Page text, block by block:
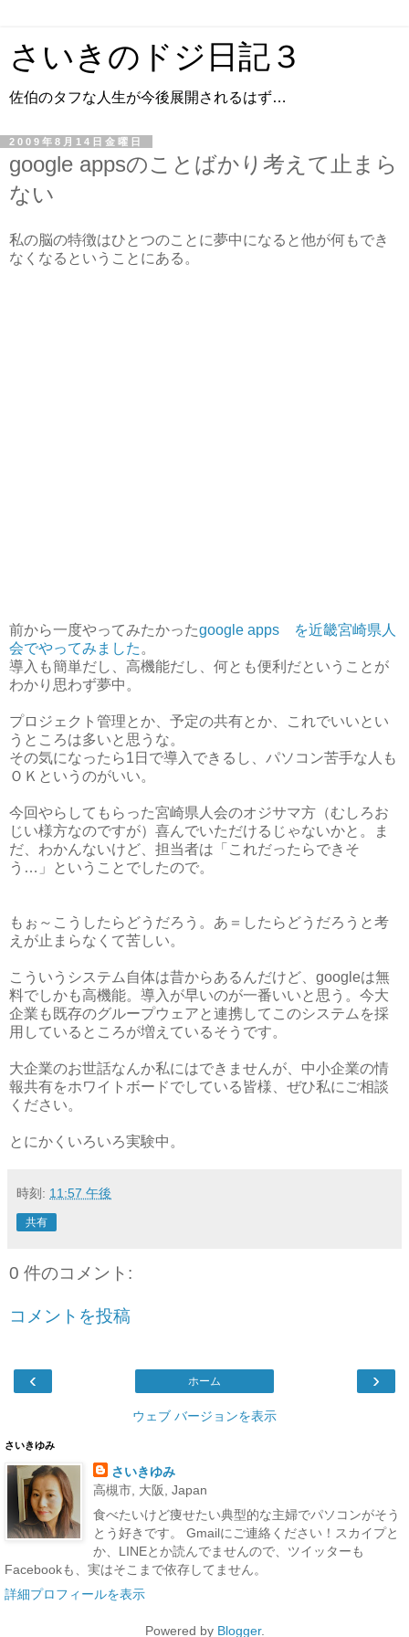
さいきのドジ日記３
佐伯のタフな人生が今後展開されるはず…
2009年8月14日金曜日
google appsのことばかり考えて止まら
ない
私の脳の特徴はひとつのことに夢中になると他が何もでき
なくなるということにある。
前から一度やってみたかったgoogle apps を近畿宮崎県人
会でやってみました 。
導入も簡単だし、高機能だし、何とも便利だということが
わかり思わず夢中。
プロジェクト管理とか、予定の共有とか、これでいいとい
うところは多いと思うな。
その気になったら1日で導入できるし、パソコン苦手な人も
ＯＫというのがいい。
今回やらしてもらった宮崎県人会のオジサマ方（むしろお
じい様方なのですが）喜んでいただけるじゃないかと。ま
だ、わかんないけど、担当者は「これだったらできそ
う…」ということでしたので。
もぉ～こうしたらどうだろう。あ＝したらどうだろうと考
えが止まらなくて苦しい。
こういうシステム自体は昔からあるんだけど、googleは無
料でしかも高機能。導入が早いのが一番いいと思う。今大
企業も既存のグループウェアと連携してこのシステムを採
用しているところが増えているそうです。
大企業のお世話なんか私にはできませんが、中小企業の情
報共有をホワイトボードでしている皆様、ぜひ私にご相談
ください。
とにかくいろいろ実験中。
時刻: 11:57 午後
共有
0 件のコメント:
コメントを投稿
‹ ›
ホーム
ウェブ バージョンを表示
さいきゆみ
さいきゆみ
高槻市, 大阪, Japan
食べたいけど痩せたい典型的な主婦でパソコンがそう
とう好きです。 Gmailにご連絡ください！スカイプと
か、LINEとか読んでませんので、ツイッターも
Facebookも、実はそこまで依存してません。
詳細プロフィールを表示
Powered by Blogger.